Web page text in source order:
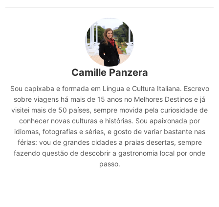
Camille Panzera
Sou capixaba e formada em Língua e Cultura Italiana. Escrevo
sobre viagens há mais de 15 anos no Melhores Destinos e já
visitei mais de 50 países, sempre movida pela curiosidade de
conhecer novas culturas e histórias. Sou apaixonada por
idiomas, fotografias e séries, e gosto de variar bastante nas
férias: vou de grandes cidades a praias desertas, sempre
fazendo questão de descobrir a gastronomia local por onde
passo.